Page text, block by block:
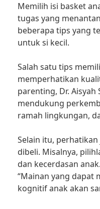
Memilih isi basket
tugas yang
beberapa tips yang
untuk si kecil.
Salah satu tips
memperhatikan
parenting, Dr.
mendukung
ramah lingkungan,
Selain itu,
dibeli. Misalnya,
dan kecerdasan
“Mainan yang dapat
kognitif anak akan